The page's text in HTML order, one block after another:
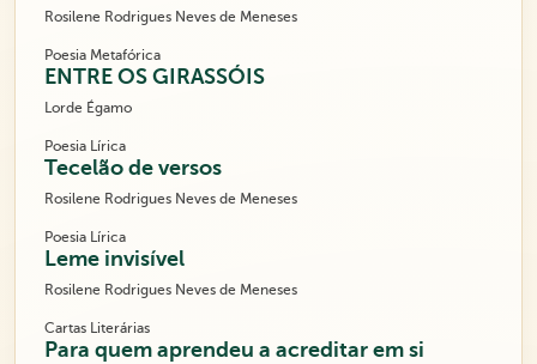
Rosilene Rodrigues Neves de Meneses
Poesia Metafórica
ENTRE OS GIRASSÓIS
Lorde Égamo
Poesia Lírica
Tecelão de versos
Rosilene Rodrigues Neves de Meneses
Poesia Lírica
Leme invisível
Rosilene Rodrigues Neves de Meneses
Cartas Literárias
Para quem aprendeu a acreditar em si